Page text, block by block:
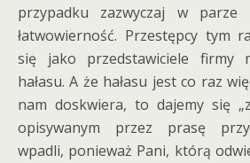
przypadku zazwyczaj w
łatwowierność. Przestępcy tym
się jako przedstawiciele firmy
hałasu. A że hałasu jest co raz
nam doskwiera, to dajemy się
opisywanym przez prasę
wpadli, ponieważ Pani, którą